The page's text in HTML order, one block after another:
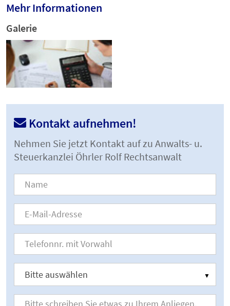
Mehr Informationen
Galerie
Kontakt aufnehmen!
Nehmen Sie jetzt Kontakt auf zu Anwalts- u.
Steuerkanzlei Öhrler Rolf Rechtsanwalt